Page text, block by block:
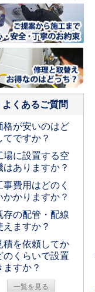
よくあるご質問
格が安いのはど
てですか？
場に設置する空
はありますか？
事費用はどのく
かかりますか？
存の配管・配線
えますか？
積を依頼してか
のくらいで設置
ますか？
一覧を見る